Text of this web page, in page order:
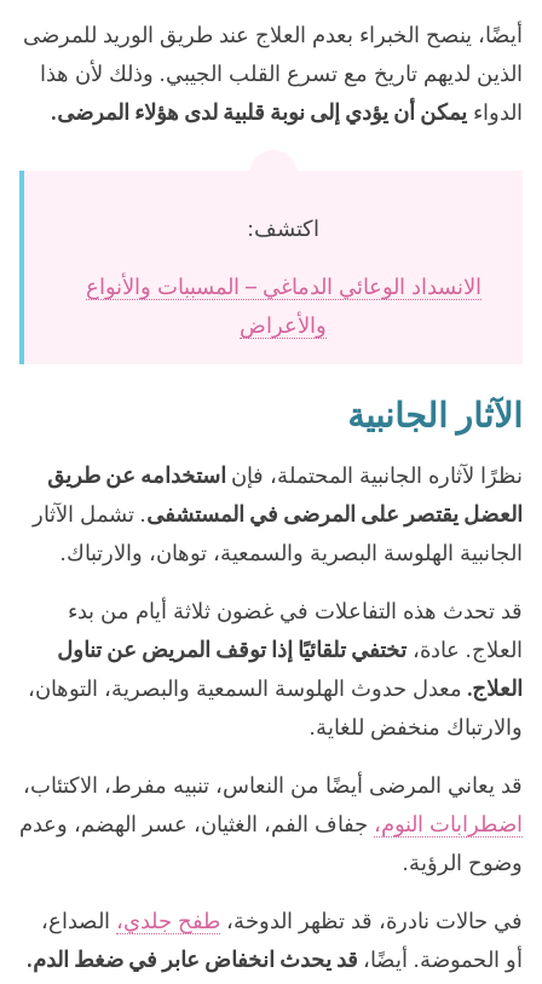
أيضًا، ينصح الخبراء بعدم العلاج عند طريق الوريد للمرضى
الذين لديهم تاريخ مع تسرع القلب الجيبي. وذلك لأن هذا
الدواء يمكن أن يؤدي إلى نوبة قلبية لدى هؤلاء المرضى.
اكتشف:
الانسداد الوعائي الدماغي – المسببات والأنواع
والأعراض
الآثار الجانبية
نظرًا لآثاره الجانبية المحتملة، فإن استخدامه عن طريق
العضل يقتصر على المرضى في المستشفى. تشمل الآثار
الجانبية الهلوسة البصرية والسمعية، توهان، والارتباك.
قد تحدث هذه التفاعلات في غضون ثلاثة أيام من بدء
العلاج. عادة،تختفي تلقائيًا إذا توقف المريض عن تناول
العلاج. معدل حدوث الهلوسة السمعية والبصرية، التوهان،
والارتباك منخفض للغاية.
قد يعاني المرضى أيضًا من النعاس، تنبيه مفرط، الاكتئاب،
اضطرابات النوم، جفاف الفم، الغثيان، عسر الهضم، وعدم
وضوح الرؤية.
في حالات نادرة، قد تظهر الدوخة، طفح جلدي، الصداع،
أو الحموضة. أيضًا، قد يحدث انخفاض عابر في ضغط الدم.